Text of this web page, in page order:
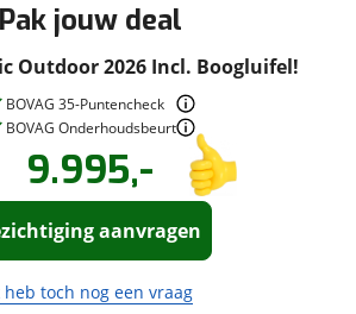
Pak jouw deal
Outdoor 2026 Incl. Boogluifel!
BOVAG 35-Puntencheck
BOVAG Onderhoudsbeurt
9.995,-
aanvragen
een
De Vries
snel contact met je
heb toch nog een vraag
eenvraag
De Vries